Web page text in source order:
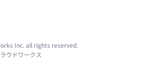
Inc. all rights reserved.
ウドワークス